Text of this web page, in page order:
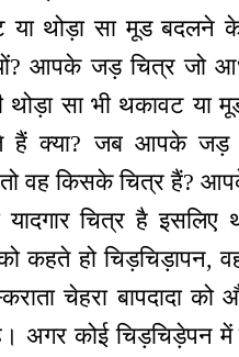
थोड़ा सा मूड बदलने के
आपके जड़ चित्र जो
सा भी थकावट या
हैं क्या? जब आपके जड़
वह किसके चित्र हैं?
चित्र है इसलिए
कहते हो चिड़चिड़ापन,
चेहरा बापदादा
अगर कोई चिड़चिड़ेपन